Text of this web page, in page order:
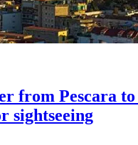
from Pescara to
sightseeing